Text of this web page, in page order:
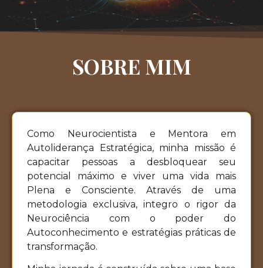
SOBRE MIM
Como Neurocientista e Mentora em
Autoliderança Estratégica, minha missão é
capacitar pessoas a desbloquear seu
potencial máximo e viver uma vida mais
Plena e Consciente. Através de uma
metodologia exclusiva, integro o rigor da
Neurociência com o poder do
Autoconhecimento e estratégias práticas de
transformação.